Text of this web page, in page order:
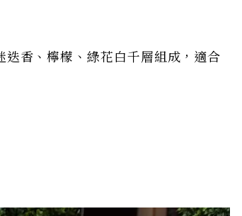
香、檸檬、綠花白千層組成，適合